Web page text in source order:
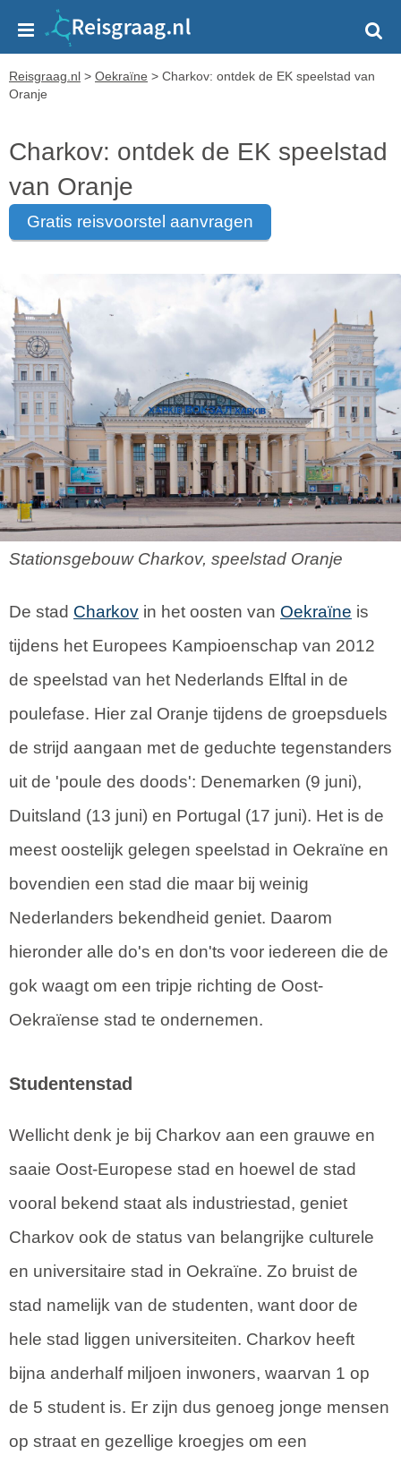
Reisgraag.nl > Oekraïne > Charkov: ontdek de EK speelstad van
Oranje
Charkov: ontdek de EK speelstad
van Oranje
gratis reisvoorstel aanvragen
Stationsgebouw Charkov, speelstad Oranje
De stad Charkov in het oosten van Oekraïne is
tijdens het Europees Kampioenschap van 2012
de speelstad van het Nederlands Elftal in de
poulefase. Hier zal Oranje tijdens de groepsduels
de strijd aangaan met de geduchte tegenstanders
uit de 'poule des doods': Denemarken (9 juni),
Duitsland (13 juni) en Portugal (17 juni). Het is de
meest oostelijk gelegen speelstad in Oekraïne en
bovendien een stad die maar bij weinig
Nederlanders bekendheid geniet. Daarom
hieronder alle do's en don'ts voor iedereen die de
gok waagt om een tripje richting de Oost-
Oekraïense stad te ondernemen.
Studentenstad
Wellicht denk je bij Charkov aan een grauwe en
saaie Oost-Europese stad en hoewel de stad
vooral bekend staat als industriestad, geniet
Charkov ook de status van belangrijke culturele
en universitaire stad in Oekraïne. Zo bruist de
stad namelijk van de studenten, want door de
hele stad liggen universiteiten. Charkov heeft
bijna anderhalf miljoen inwoners, waarvan 1 op
de 5 student is. Er zijn dus genoeg jonge mensen
op straat en gezellige kroegjes om een